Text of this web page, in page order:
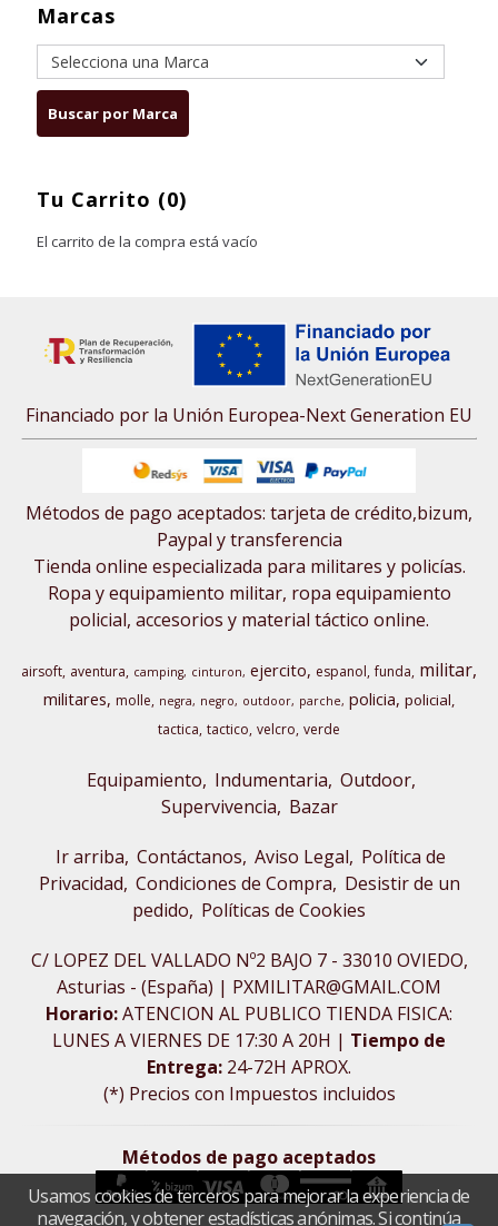
Marcas
Tu Carrito (0)
El carrito de la compra está vacío
Financiado por la Unión Europea-Next Generation EU
Métodos de pago aceptados: tarjeta de crédito,bizum,
Paypal y transferencia
Tienda online especializada para militares y policías.
Ropa y equipamiento militar, ropa equipamiento
policial, accesorios y material táctico online.
airsoft aventura camping cinturon ejercito espanol funda militar
militares molle negra negro outdoor parche policia policial
tactica tactico velcro verde
Equipamiento Indumentaria Outdoor,
Supervivencia Bazar
Ir arriba Contáctanos Aviso Legal Política de
Privacidad Condiciones de Compra Desistir de un
pedido Políticas de Cookies
C/ LOPEZ DEL VALLADO Nº2 BAJO 7 - 33010 OVIEDO,
Asturias - (España) | PXMILITAR@GMAIL.COM
Horario:ATENCION AL PUBLICO TIENDA FISICA:
LUNES A VIERNES DE 17:30 A 20H | Tiempo de
Entrega: 24-72H APROX.
(*) Precios con Impuestos incluidos
Métodos de pago aceptados
Usamos cookies de terceros para mejorar la experiencia de
navegación, y obtener estadísticas anónimas. Si continúa